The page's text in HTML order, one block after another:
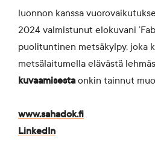
luonnon kanssa
2024 valmistunut elokuvani
puolituntinen metsäkylpy, joka
metsälaitumella elävästä
kuvaamisestaonkin tainnut
www.sahadok.fi
LinkedIn